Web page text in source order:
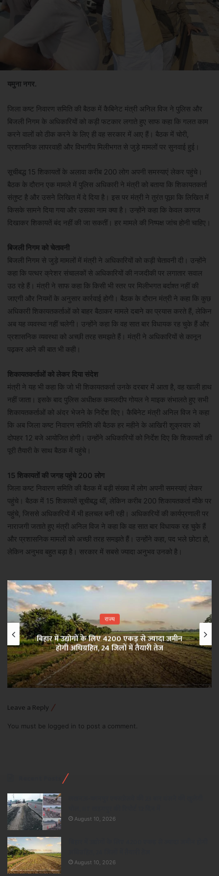
यमुना नगर.
जिला कष्ट निवारण समिति की बैठक में कैबिनेट मंत्री अनिल विज ने पुलिस और
बिजली निगम के अधिकारियों को कड़ी फटकार लगाते हुए साफ कहा कि गलत काम
करने वालों को ठीक करने के लिए ही वह सरकार में आए हैं। बैठक में चोरी,
प्रशासनिक लापरवाही और विभागीय मिलीभगत से जुड़े मामलों पर सुनवाई हुई।
सूचीबद्ध 15 शिकायतों के अलावा करीब 200 लोग अपनी समस्याएं लेकर पहुंचे।
बैठक के दौरान एक मामले में पुलिस अधिकारी ने मंत्री को बताया कि शिकायतकर्ता
संतुष्ट है और उसने लिखित में दे दिया है। इस पर मंत्री ने तुरंत पूछा कि लिखित में
किसके सामने दिया गया और उसका नाम क्या है। उन्होंने कहा कि केवल कागज
दिखाकर शिकायतें बंद नहीं की जा सकतीं। हर मामले की निष्पक्ष जांच होनी चाहिए।
बिजली निगम को चेतावनी
बिजली निगम से जुड़े मामलों में मंत्री ने अधिकारियों को कड़ी चेतावनी दी। उन्होंने
कहा कि पत्थर क्रेशर संचालकों से अधिकारियों की नजदीकी पर लगातार सवाल
उठ रहे हैं। मंत्री ने साफ कहा कि किसी भी स्तर पर मिलीभगत बर्दाश्त नहीं की
जाएगी और नियमों के अनुसार कार्रवाई होगी। बैठक के दौरान मंत्री ने कहा कि कुछ
अधिकारी शिकायतकर्ताओं को बाहर बैठाकर मामले दबाने का प्रयास करते हैं, लेकिन
अब यह व्यवस्था नहीं चलेगी। उन्होंने कहा कि वह सात बार विधायक रह चुके हैं और
प्रशासनिक व्यवस्था को अच्छी तरह समझते हैं। मंत्री ने अधिकारियों से कानून
पढ़कर आने की बात भी कही।
शिकायतकर्ताओं को लेकर दिया संदेश
मंत्री ने यह भी कहा कि जो भी शिकायतकर्ता उनके दरबार में आता है, वह खाली हाथ
नहीं जाता। इसके बाद पुलिस अधीक्षक कमलदीप गोयल ने माइक संभालते हुए सभी
शिकायतकर्ताओं को अंदर भेजने के निर्देश दिए। कैबिनेट मंत्री अनिल विज ने कहा
कि अब जिला कष्ट निवारण समिति की बैठक हर महीने के आखिरी शुक्रवार को
दोपहर 12 बजे आयोजित होगी। उन्होंने अधिकारियों को निर्देश दिए कि शिकायतों की
पूरी तैयारी के साथ बैठक में पहुंचे।
15 शिकायतों की जगह पहुंचे 200 लोग
जिला कष्ट निवारण समिति की बैठक में बड़ी संख्या में लोग अपनी समस्याएं लेकर
पहुंचे। बैठक में 15 शिकायतें सूचीबद्ध थीं, लेकिन करीब 200 शिकायतकर्ता मौके पर
पहुंचे, जिससे अधिकारियों में भी हलचल बनी रही। अधिकारियों की कार्यप्रणाली पर
नाराजगी जताते हुए मंत्री अनिल विज ने कहा कि वह सात बार विधायक रह चुके हैं
और प्रशासनिक मामलों को अच्छी तरह समझते हैं। उन्होंने कहा, पद भले छोटा हो,
लेकिन अनुभव बहुत बड़ा है। सरकार में सबसे ज्यादा अनुभव उनको है।
राज्य
बिहार में उद्योगों के लिए 4200 एकड़ से ज्यादा जमीन
होगी अधिग्रहित, 24 जिलों में तैयारी तेज
Leave a Reply
You must be logged in to post a comment.
August 10, 2026
August 10, 2026